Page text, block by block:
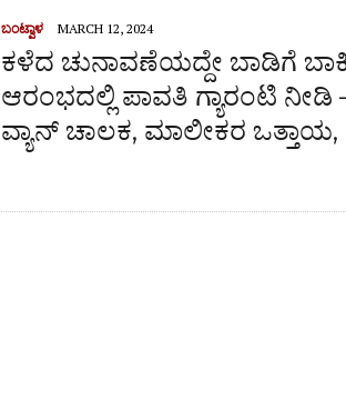
ಬಂಟ್ವಾಳ MARCH 12, 2024
ಕಳೆದ ಚುನಾವಣೆಯದ್ದೇ ಬಾಡಿಗೆ
ಆರಂಭದಲ್ಲಿ ಪಾವತಿ ಗ್ಯಾರಂಟಿ ನೀಡಿ
ವ್ಯಾನ್ ಚಾಲಕ, ಮಾಲೀಕರ